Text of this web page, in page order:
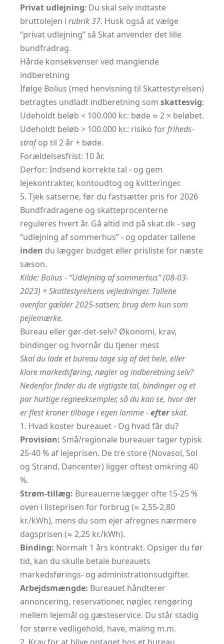
Privat udlejning: Du skal selv indtaste
bruttolejen i rubrik 37. Husk også at vælge
“privat udlejning” så Skat anvender det lille
bundfradrag.
Hårde konsekvenser ved manglende
indberetning
Ifølge Bolius (med henvisning til Skattestyrelsen)
betragtes undladt indberetning som skattesvig:
Udeholdt beløb < 100.000 kr.: bøde ≈ 2 × beløbet.
Udeholdt beløb > 100.000 kr.: risiko forfriheds­
strafop til 2 år + bøde.
Forældelsesfrist: 10 år.
Derfor: Indsend korrekte tal - og gem
lejekontrakter, kontoudtog og kvitteringer.
5. Tjek satserne, før du fastsætter pris for 2026
Bundfradragene og skatte­procenterne
reguleres hvert år. Gå altid ind på skat.dk - søg
“udlejning af sommerhus” - og opdater tallene
inden du lægger budget eller pris­liste for næste
sæson.
Kilde: Bolius - “Udlejning af sommerhus” (08-03-
2023) + Skattestyrelsens vejledninger. Tallene
ovenfor gælder 2025-satsen; brug dem kun som
pejlemærke.
Bureau eller gør-det-selv? Økonomi, krav,
bindinger og hvornår du tjener mest
Skal du lade et bureau tage sig af det hele, eller
klare markedsføring, nøgler og indberetning selv?
Nedenfor finder du de vigtigste tal, bindinger og et
par hurtige regneeksempler, så du kan se, hvor der
er flest kroner tilbage i egen lomme -efterskat.
1. Hvad koster bureauet - Og hvad får du?
Provision: Små/regionale bureauer tager typisk
25-40 % af lejeprisen. De tre store (Novasol, Sol
og Strand, Dancenter) ligger oftest omkring 40
%.
Strøm-tillæg: Bureauerne lægger ofte 15-25 %
oven i listeprisen for forbrug (≈ 2,55-2,80
kr./kWh), mens du som ejer afregnes nærmere
dagsprisen (≈ 2,25 kr./kWh).
Binding: Normalt 1 års kontrakt. Opsiger du før
tid, kan du skulle betale bureauets
markedsførings- og administrationsudgifter.
Arbejdsmængde: Bureauet håndterer
annoncering, reservationer, nøgler, rengøring
mellem lejemål og gæsteservice. Du står stadig
for større vedligehold, have, maling m.m.